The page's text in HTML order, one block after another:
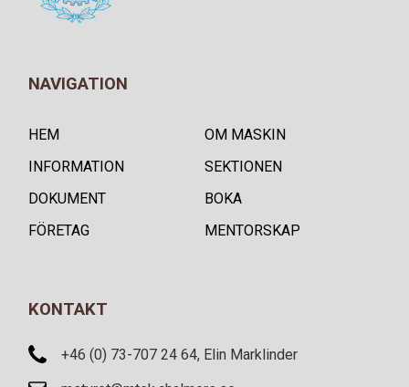
NAVIGATION
HEM
OM MASKIN
INFORMATION
SEKTIONEN
DOKUMENT
BOKA
FÖRETAG
MENTORSKAP
KONTAKT
+46 (0) 73-707 24 64, Elin Marklinder